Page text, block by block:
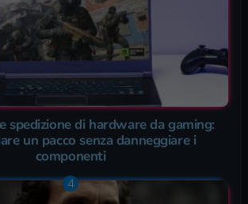
spedizione di hardware da gaming:
un pacco senza danneggiare i
componenti